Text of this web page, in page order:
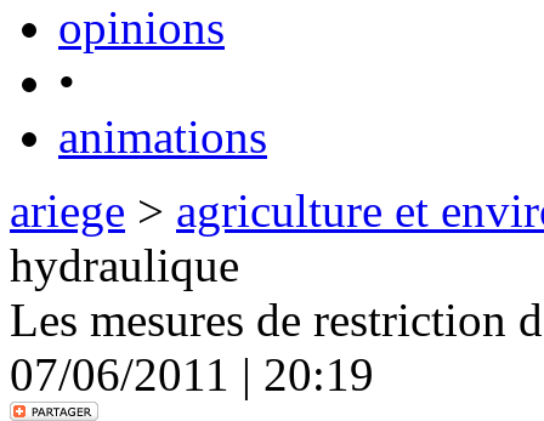
opinions
•
animations
ariege > agriculture et
hydraulique
Les mesures de restriction
07/06/2011 | 20:19